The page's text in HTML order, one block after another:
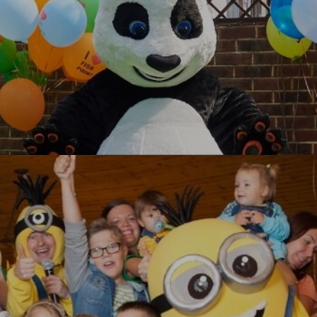
УЗНАТЬ БОЛЬШЕ
Кунг-фу Панда